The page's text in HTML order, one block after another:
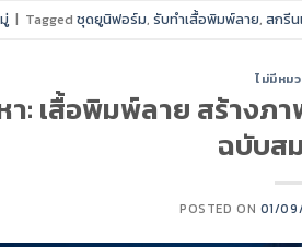
| Tagged ชุดยูนิฟอร์ม, รับทำเสื้อพิมพ์ลาย, สกรีน
ไม่มีหม
: เสื้อพิมพ์ลาย สร้างภ
ฉบับส
POSTED ON 01/